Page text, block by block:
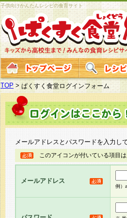
子供向けかんたんレシピの食育サイト
TOP >ぱくすく食堂ログインフォーム
メールアドレスとパスワードを入力し
このアイコンが付いている項目
メールアドレス
例）